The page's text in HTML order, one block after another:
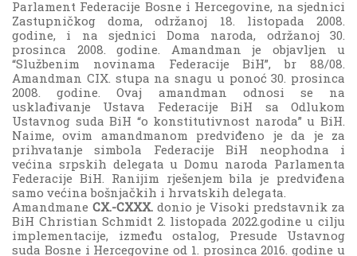
Parlament Federacije Bosne i Hercegovine, na sjednici
Zastupničkog doma, održanoj 18. listopada 2008.
godine, i na sjednici Doma naroda, održanoj 30.
prosinca 2008. godine. Amandman je objavljen u
“Službenim novinama Federacije BiH”, br 88/08.
Amandman CIX. stupa na snagu u ponoć 30. prosinca
2008. godine. Ovaj amandman odnosi se na
usklađivanje Ustava Federacije BiH sa Odlukom
Ustavnog suda BiH “o konstitutivnost naroda” u BiH.
Naime, ovim amandmanom predviđeno je da je za
prihvatanje simbola Federacije BiH neophodna i
većina srpskih delegata u Domu naroda Parlamenta
Federacije BiH. Ranijim rješenjem bila je predviđena
samo većina bošnjačkih i hrvatskih delegata.
Amandmane CX.-CXXX. donio je Visoki predstavnik za
BiH Christian Schmidt 2. listopada 2022.godine u cilju
implementacije, između ostalog, Presude Ustavnog
suda Bosne i Hercegovine od 1. prosinca 2016. godine u